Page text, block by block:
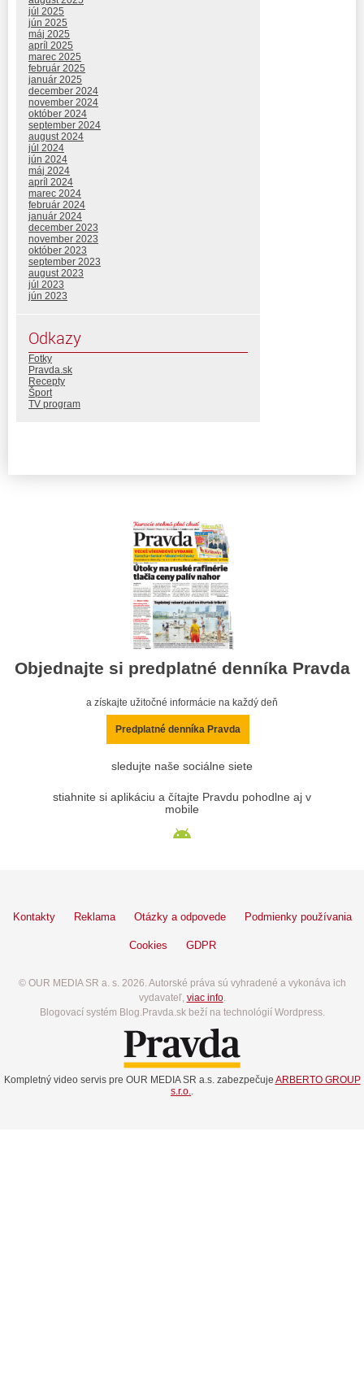
júl 2025
jún 2025
máj 2025
apríl 2025
marec 2025
február 2025
január 2025
december 2024
november 2024
október 2024
september 2024
august 2024
júl 2024
jún 2024
máj 2024
apríl 2024
marec 2024
február 2024
január 2024
december 2023
november 2023
október 2023
september 2023
august 2023
júl 2023
jún 2023
Odkazy
Fotky
Pravda.sk
Recepty
Šport
TV program
Objednajte si predplatné denníka Pravda
a získajte užitočné informácie na každý deň
Predplatné denníka Pravda
sledujte naše sociálne siete
stiahnite si aplikáciu a čítajte Pravdu pohodlne aj v
mobile
Kontakty Reklama Otázky a odpovede Podmienky používania
Cookies GDPR
© OUR MEDIA SR a. s. 2026. Autorské práva sú vyhradené a vykonáva ich
vydavateľ, viac info.
Blogovací systém Blog.Pravda.sk beží na technológií Wordpress.
Kompletný video servis pre OUR MEDIA SR a.s. zabezpečuje ARBERTO GROUP
s.r.o..